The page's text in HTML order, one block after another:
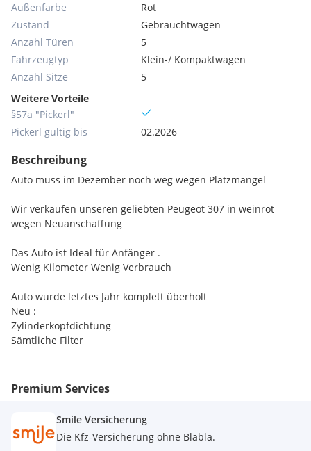
Außenfarbe
Rot
Zustand
Gebrauchtwagen
Anzahl Türen
5
Fahrzeugtyp
Klein-/ Kompaktwagen
Anzahl Sitze
5
Weitere Vorteile
§57a "Pickerl"
Pickerl gültig bis
02.2026
Beschreibung
Auto muss im Dezember noch weg wegen Platzmangel
Wir verkaufen unseren geliebten Peugeot 307 in weinrot
wegen Neuanschaffung
Das Auto ist Ideal für Anfänger .
Wenig Kilometer Wenig Verbrauch
Auto wurde letztes Jahr komplett überholt
Neu :
Zylinderkopfdichtung
Sämtliche Filter
Zahnriehmen
Kupplung
Einziger Mangel es gehören 2 zündspulen und gemacht
Ca 250 Euro
Premium Services
Smile Versicherung
Die Kfz-Versicherung ohne Blabla.